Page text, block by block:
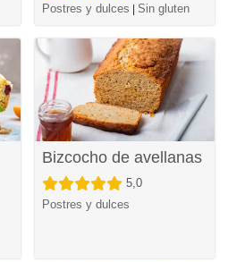
Postres y dulces
Sin gluten
Bizcocho de avellanas
5,0
Postres y dulces